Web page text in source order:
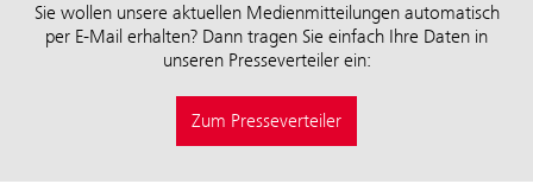
Sie wollen unsere aktuellen Medienmitteilungen automatisch
per E-Mail erhalten? Dann tragen Sie einfach Ihre Daten in
unseren Presseverteiler ein:
Zum Presseverteiler